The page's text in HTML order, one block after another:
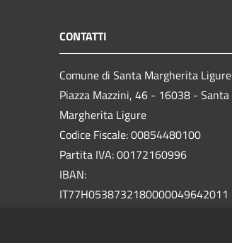
CONTATTI
Comune di Santa Margherita Ligure
Piazza Mazzini, 46 - 16038 - Santa
Margherita Ligure
Codice Fiscale: 00854480100
Partita IVA: 00172160996
IBAN:
IT77H0538732180000049642011